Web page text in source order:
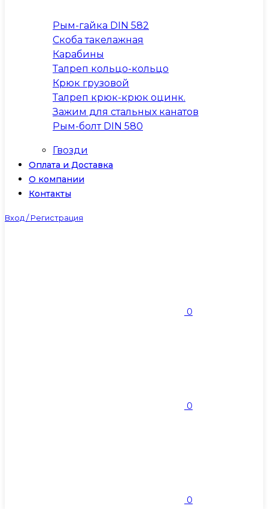
Рым-гайка DIN 582
Скоба такелажная
Карабины
Талреп кольцо-кольцо
Крюк грузовой
Талреп крюк-крюк оцинк.
Зажим для стальных канатов
Рым-болт DIN 580
Гвозди
Оплата и Доставка
О компании
Контакты
Вход / Регистрация
0
0
0